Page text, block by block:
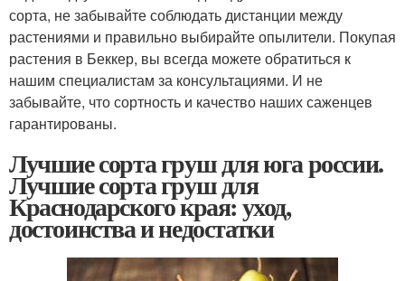
сорта, не забывайте соблюдать дистанции между
растениями и правильно выбирайте опылители. Покупая
растения в Беккер, вы всегда можете обратиться к
нашим специалистам за консультациями. И не
забывайте, что сортность и качество наших саженцев
гарантированы.
Лучшие сорта груш для юга россии.
Лучшие сорта груш для
Краснодарского края: уход,
достоинства и недостатки